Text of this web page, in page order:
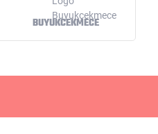
BUYUKCEKMECE